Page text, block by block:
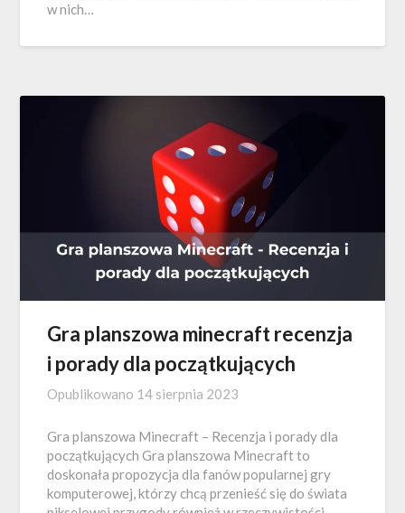
w nich…
Gra planszowa minecraft recenzja
i porady dla początkujących
Opublikowano 14 sierpnia 2023
Gra planszowa Minecraft – Recenzja i porady dla
początkujących Gra planszowa Minecraft to
doskonała propozycja dla fanów popularnej gry
komputerowej, którzy chcą przenieść się do świata